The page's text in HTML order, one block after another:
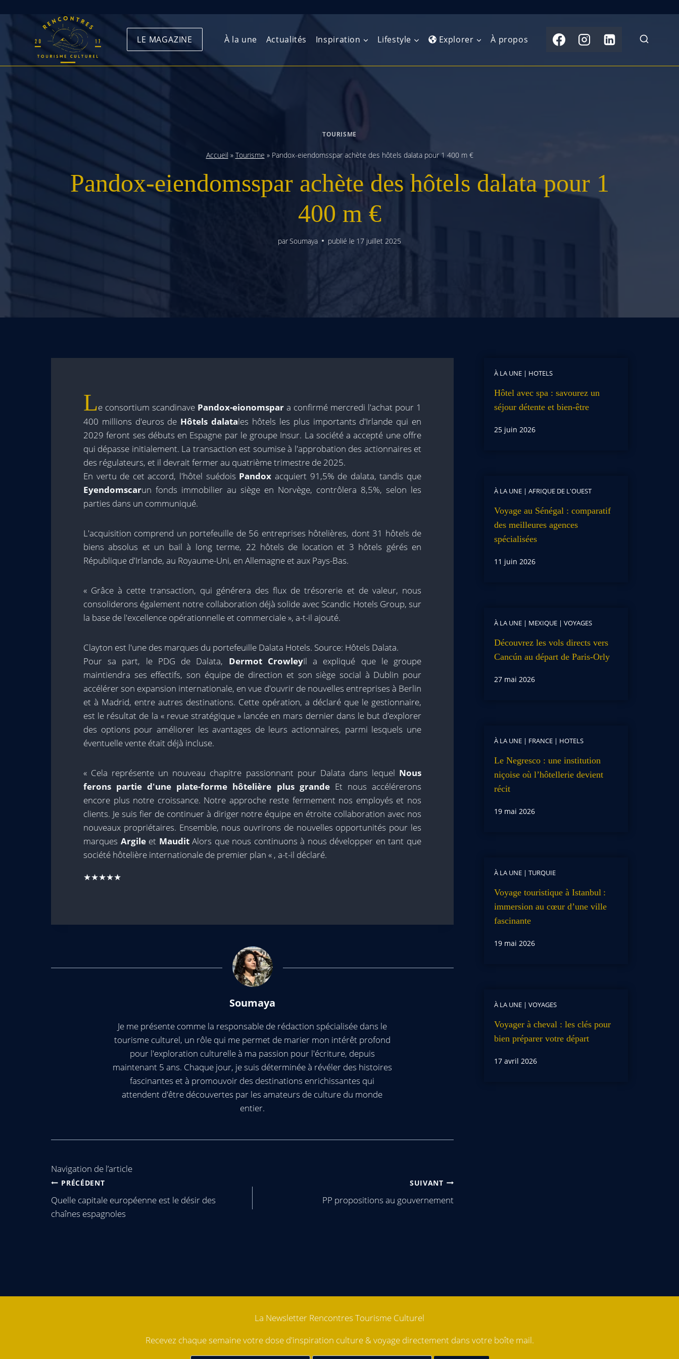
LE MAGAZINE À la une Actualités Inspiration Lifestyle Explorer
Balkans
Afrique de l’Est
Afrique australe Asie du Sud-Est
Extrême-Orient
À propos
TOURISME
Accueil » Tourisme » Pandox-eiendomsspar achète des hôtels dalata pour 1 400 m €
Pandox-eiendomsspar achète des hôtels dalata pour 1
400 m €
parSoumaya publié le 17 juillet 2025
Le consortium scandinave Pandox-eionomspar a confirmé mercredi l'achat pour 1
400 millions d'euros de Hôtels dalatales hôtels les plus importants d'Irlande qui en
2029 feront ses débuts en Espagne par le groupe Insur. La société a accepté une offre
qui dépasse initialement. La transaction est soumise à l'approbation des actionnaires et
des régulateurs, et il devrait fermer au quatrième trimestre de 2025.
En vertu de cet accord, l'hôtel suédois Pandox acquiert 91,5% de dalata, tandis que
Eyendomscarun fonds immobilier au siège en Norvège, contrôlera 8,5%, selon les
parties dans un communiqué.
L'acquisition comprend un portefeuille de 56 entreprises hôtelières, dont 31 hôtels de
biens absolus et un bail à long terme, 22 hôtels de location et 3 hôtels gérés en
République d'Irlande, au Royaume-Uni, en Allemagne et aux Pays-Bas.
« Grâce à cette transaction, qui générera des flux de trésorerie et de valeur, nous
consoliderons également notre collaboration déjà solide avec Scandic Hotels Group, sur
la base de l'excellence opérationnelle et commerciale », a-t-il ajouté.
Clayton est l'une des marques du portefeuille Dalata Hotels. Source: Hôtels Dalata.
Pour sa part, le PDG de Dalata, Dermot CrowleyIl a expliqué que le groupe
maintiendra ses effectifs, son équipe de direction et son siège social à Dublin pour
accélérer son expansion internationale, en vue d'ouvrir de nouvelles entreprises à Berlin
et à Madrid, entre autres destinations. Cette opération, a déclaré que le gestionnaire,
est le résultat de la « revue stratégique » lancée en mars dernier dans le but d'explorer
des options pour améliorer les avantages de leurs actionnaires, parmi lesquels une
éventuelle vente était déjà incluse.
« Cela représente un nouveau chapitre passionnant pour Dalata dans lequel Nous
ferons partie d'une plate-forme hôtelière plus grandeEt nous accélérerons
encore plus notre croissance. Notre approche reste fermement nos employés et nos
clients. Je suis fier de continuer à diriger notre équipe en étroite collaboration avec nos
nouveaux propriétaires. Ensemble, nous ouvrirons de nouvelles opportunités pour les
marques Argileet MauditAlors que nous continuons à nous développer en tant que
société hôtelière internationale de premier plan « , a-t-il déclaré.
★★★★★
Soumaya
Je me présente comme la responsable de rédaction spécialisée dans le
tourisme culturel, un rôle qui me permet de marier mon intérêt profond
pour l'exploration culturelle à ma passion pour l'écriture, depuis
maintenant 5 ans. Chaque jour, je suis déterminée à révéler des histoires
fascinantes et à promouvoir des destinations enrichissantes qui
attendent d'être découvertes par les amateurs de culture du monde
entier.
Navigation de l’article
PRÉCÉDENT
Quelle capitale européenne est le désir des
chaînes espagnoles
SUIVANT
PP propositions au gouvernement
À LA UNE| HOTELS
Hôtel avec spa : savourez un
séjour détente et bien-être
25 juin 2026
À LA UNE| AFRIQUE DE L'OUEST
Voyage au Sénégal : comparatif
des meilleures agences
spécialisées
11 juin 2026
À LA UNE| MEXIQUE| VOYAGES
Découvrez les vols directs vers
Cancún au départ de Paris-Orly
27 mai 2026
À LA UNE| FRANCE| HOTELS
Le Negresco : une institution
niçoise où l’hôtellerie devient
récit
19 mai 2026
À LA UNE| TURQUIE
Voyage touristique à Istanbul :
immersion au cœur d’une ville
fascinante
19 mai 2026
À LA UNE| VOYAGES
Voyager à cheval : les clés pour
bien préparer votre départ
17 avril 2026
La Newsletter Rencontres Tourisme Culturel
Recevez chaque semaine votre dose d'inspiration culture & voyage directement dans votre boîte mail.